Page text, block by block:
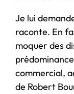
Je lui
raconte. En
moquer des
commercial,
de Robert